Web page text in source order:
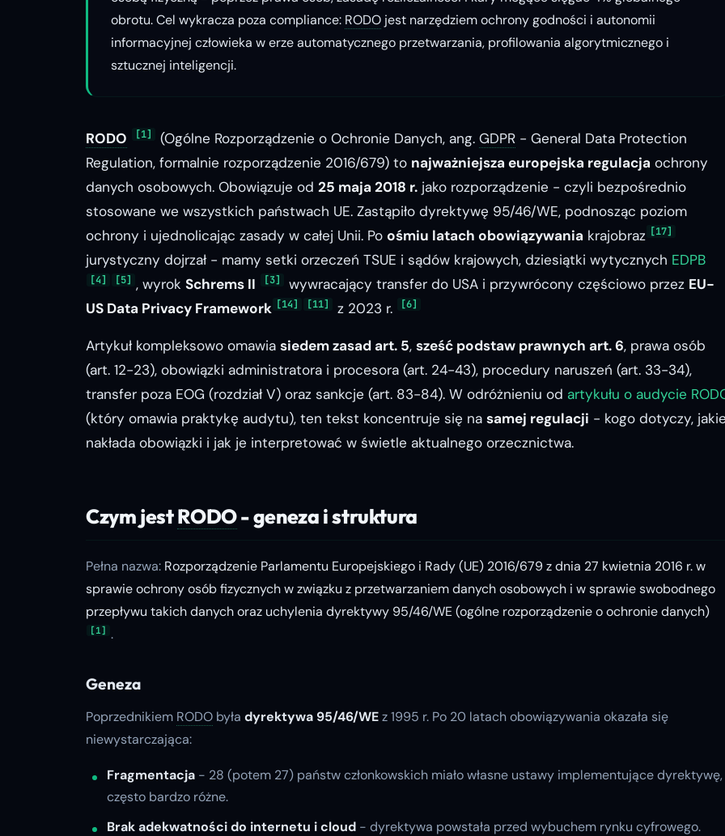
obrotu. Cel wykracza poza compliance: RODO jest narzędziem ochrony godności i autonomii
informacyjnej człowieka w erze automatycznego przetwarzania, profilowania algorytmicznego i
sztucznej inteligencji.
RODO [1] (Ogólne Rozporządzenie o Ochronie Danych, ang. GDPR - General Data Protection
Regulation, formalnie rozporządzenie 2016/679) to najważniejsza europejska regulacja ochrony
danych osobowych. Obowiązuje od 25 maja 2018 r. jako rozporządzenie - czyli bezpośrednio
stosowane we wszystkich państwach UE. Zastąpiło dyrektywę 95/46/WE, podnosząc poziom
ochrony i ujednolicając zasady w całej Unii. Po ośmiu latach obowiązywania krajobraz [17]
jurystyczny dojrzał - mamy setki orzeczeń TSUE i sądów krajowych, dziesiątki wytycznych EDPB
[4] [5] , wyrok Schrems II [3] wywracający transfer do USA i przywrócony częściowo przez EU-
US Data Privacy Framework [14] [11] z 2023 r. [6]
Artykuł kompleksowo omawia siedem zasad art. 5, sześć podstaw prawnych art. 6, prawa osób
(art. 12-23), obowiązki administratora i procesora (art. 24-43), procedury naruszeń (art. 33-34),
transfer poza EOG (rozdział V) oraz sankcje (art. 83-84). W odróżnieniu od artykułu o audycie
(który omawia praktykę audytu), ten tekst koncentruje się na samej regulacji - kogo dotyczy,
nakłada obowiązki i jak je interpretować w świetle aktualnego orzecznictwa.
Czym jestRODO- geneza i struktura
Pełna nazwa: Rozporządzenie Parlamentu Europejskiego i Rady (UE) 2016/679 z dnia 27 kwietnia 2016 r. w
sprawie ochrony osób fizycznych w związku z przetwarzaniem danych osobowych i w sprawie swobodnego
przepływu takich danych oraz uchylenia dyrektywy 95/46/WE (ogólne rozporządzenie o ochronie danych)
[1] .
Geneza
Poprzednikiem RODO była dyrektywa 95/46/WEz 1995 r. Po 20 latach obowiązywania okazała się
niewystarczająca:
Fragmentacja - 28 (potem 27) państw członkowskich miało własne ustawy implementujące dyrektywę,
często bardzo różne.
Brak adekwatności do internetu i cloud - dyrektywa powstała przed wybuchem rynku cyfrowego.